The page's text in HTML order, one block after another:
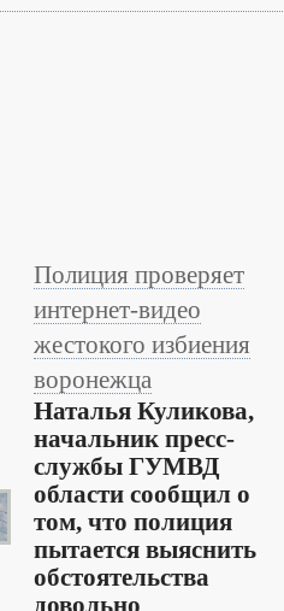
Полиция проверяет
интернет-видео
жестокого избиения
воронежца
Наталья Куликова,
начальник пресс-
службы ГУМВД
области сообщил о
том, что полиция
пытается выяснить
обстоятельства
довольно